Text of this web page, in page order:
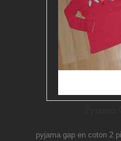
pyjama gap en coton 2